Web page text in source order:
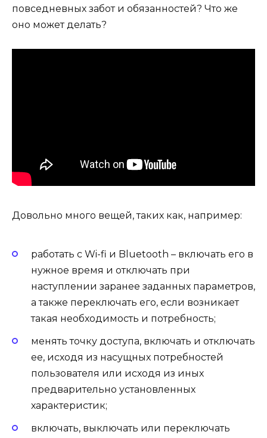
повседневных забот и обязанностей? Что же
оно может делать?
Довольно много вещей, таких как, например:
работать с Wi-fi и Bluetooth – включать его в
нужное время и отключать при
наступлении заранее заданных параметров,
а также переключать его, если возникает
такая необходимость и потребность;
менять точку доступа, включать и отключать
ее, исходя из насущных потребностей
пользователя или исходя из иных
предварительно установленных
характеристик;
включать, выключать или переключать